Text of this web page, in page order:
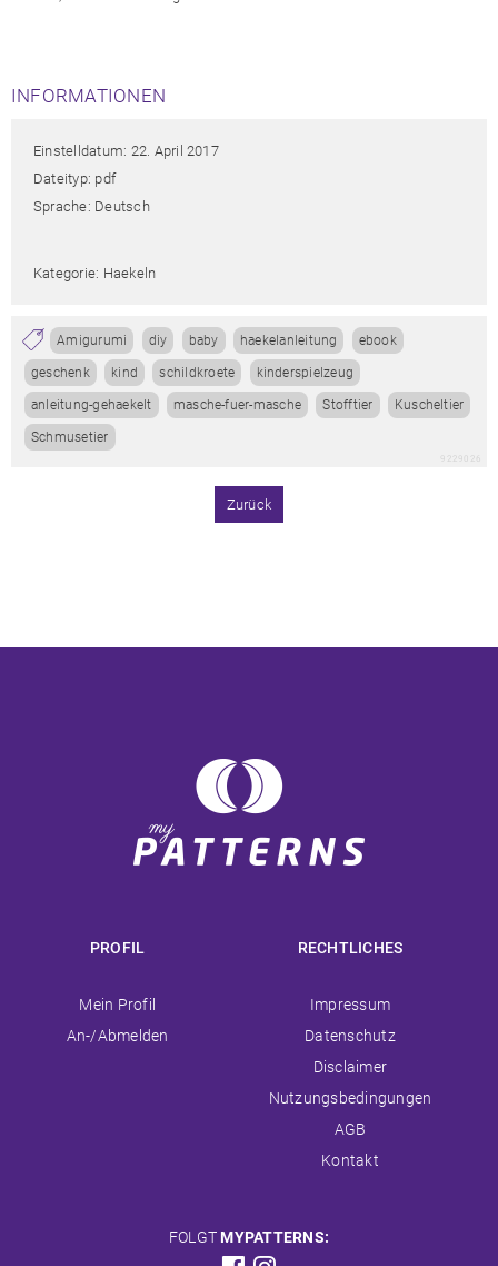
INFORMATIONEN
Einstelldatum: 22. April 2017
Dateityp: pdf
Sprache: Deutsch
Kategorie: Haekeln
Amigurumi diy baby haekelanleitung ebook
geschenk kind schildkroete kinderspielzeug
anleitung-gehaekelt masche-fuer-masche Stofftier Kuscheltier
Schmusetier
Zurück
PROFIL
Navigation
überspringen
Mein Profil
An-/Abmelden
RECHTLICHES
Navigation
überspringen
Impressum
Datenschutz
Disclaimer
Nutzungsbedingungen
AGB
Kontakt
FOLGT MYPATTERNS: